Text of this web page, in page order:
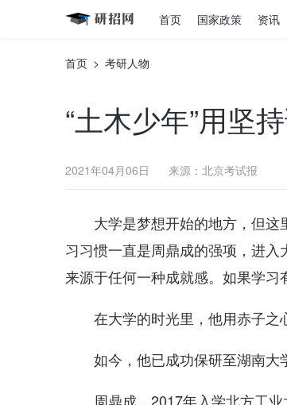
首页 国家政策 资讯
首页 > 考研人物
“土木少年”用坚
2021年04月06日 来源：北京考试报
大学是梦想开始的地方，但
习习惯一直是周鼎成的强项，进
来源于任何一种成就感。如果学习
在大学的时光里，他用赤子之
如今，他已成功保研至湖南大
周鼎成，2017年入学北方工